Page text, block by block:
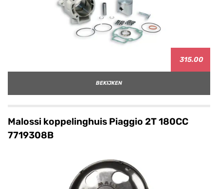
315.00
BEKIJKEN
Malossi koppelinghuis Piaggio 2T 180CC
7719308B